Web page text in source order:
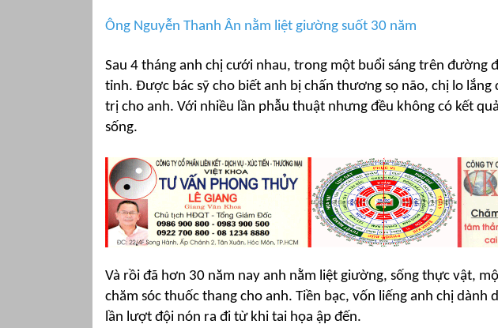
Ông Nguyễn Thanh Ân nằm liệt giường suốt 30 năm
Sau 4 tháng anh chị cưới nhau, trong một buổi sáng trên đường
tỉnh. Được bác sỹ cho biết anh bị chấn thương sọ não, chị lo lắng
trị cho anh. Với nhiều lần phẫu thuật nhưng đều không có kết
sống.
Và rồi đã hơn 30 năm nay anh nằm liệt giường, sống thực vật,
chăm sóc thuốc thang cho anh. Tiền bạc, vốn liếng anh chị dành
lần lượt đội nón ra đi từ khi tai họa ập đến.